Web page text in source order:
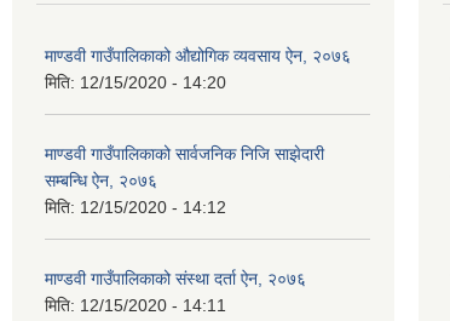
माण्डवी गाउँपालिकाको औद्योगिक व्यवसाय ऐन, २०७६
मिति: 12/15/2020 - 14:20
माण्डवी गाउँपालिकाको सार्वजनिक निजि साझेदारी
सम्बन्धि ऐन, २०७६
मिति: 12/15/2020 - 14:12
माण्डवी गाउँपालिकाको संस्था दर्ता ऐन, २०७६
मिति: 12/15/2020 - 14:11